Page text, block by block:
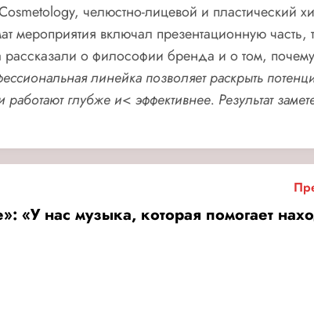
челюстно-лицевой и пластический
мероприятия включал презентационную часть,
о философии бренда и о том,
линейка позволяет раскрыть
работают глубже и< эффективнее. Результат
«У нас музыка, которая помогает